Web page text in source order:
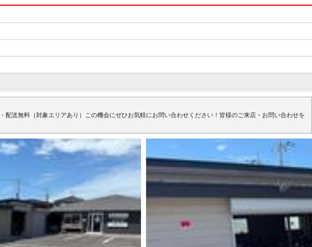
無料（対象エリアあり）この機会にぜひお気軽にお問い合わせください！皆様のご来店・お問い合わせを